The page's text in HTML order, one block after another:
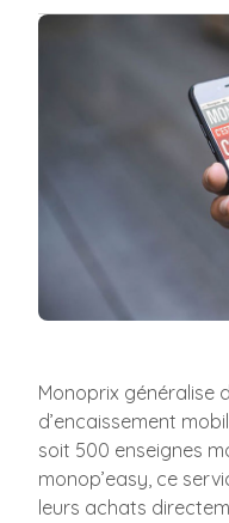
Monoprix généralise
d’encaissement
soit 500 enseignes
monop’easy, ce
leurs achats